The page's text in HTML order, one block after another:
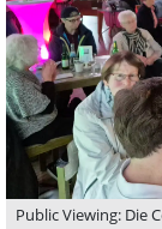
Public Viewing: Die